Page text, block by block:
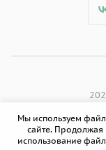
Мы используем
сайте. Продолжая
использование